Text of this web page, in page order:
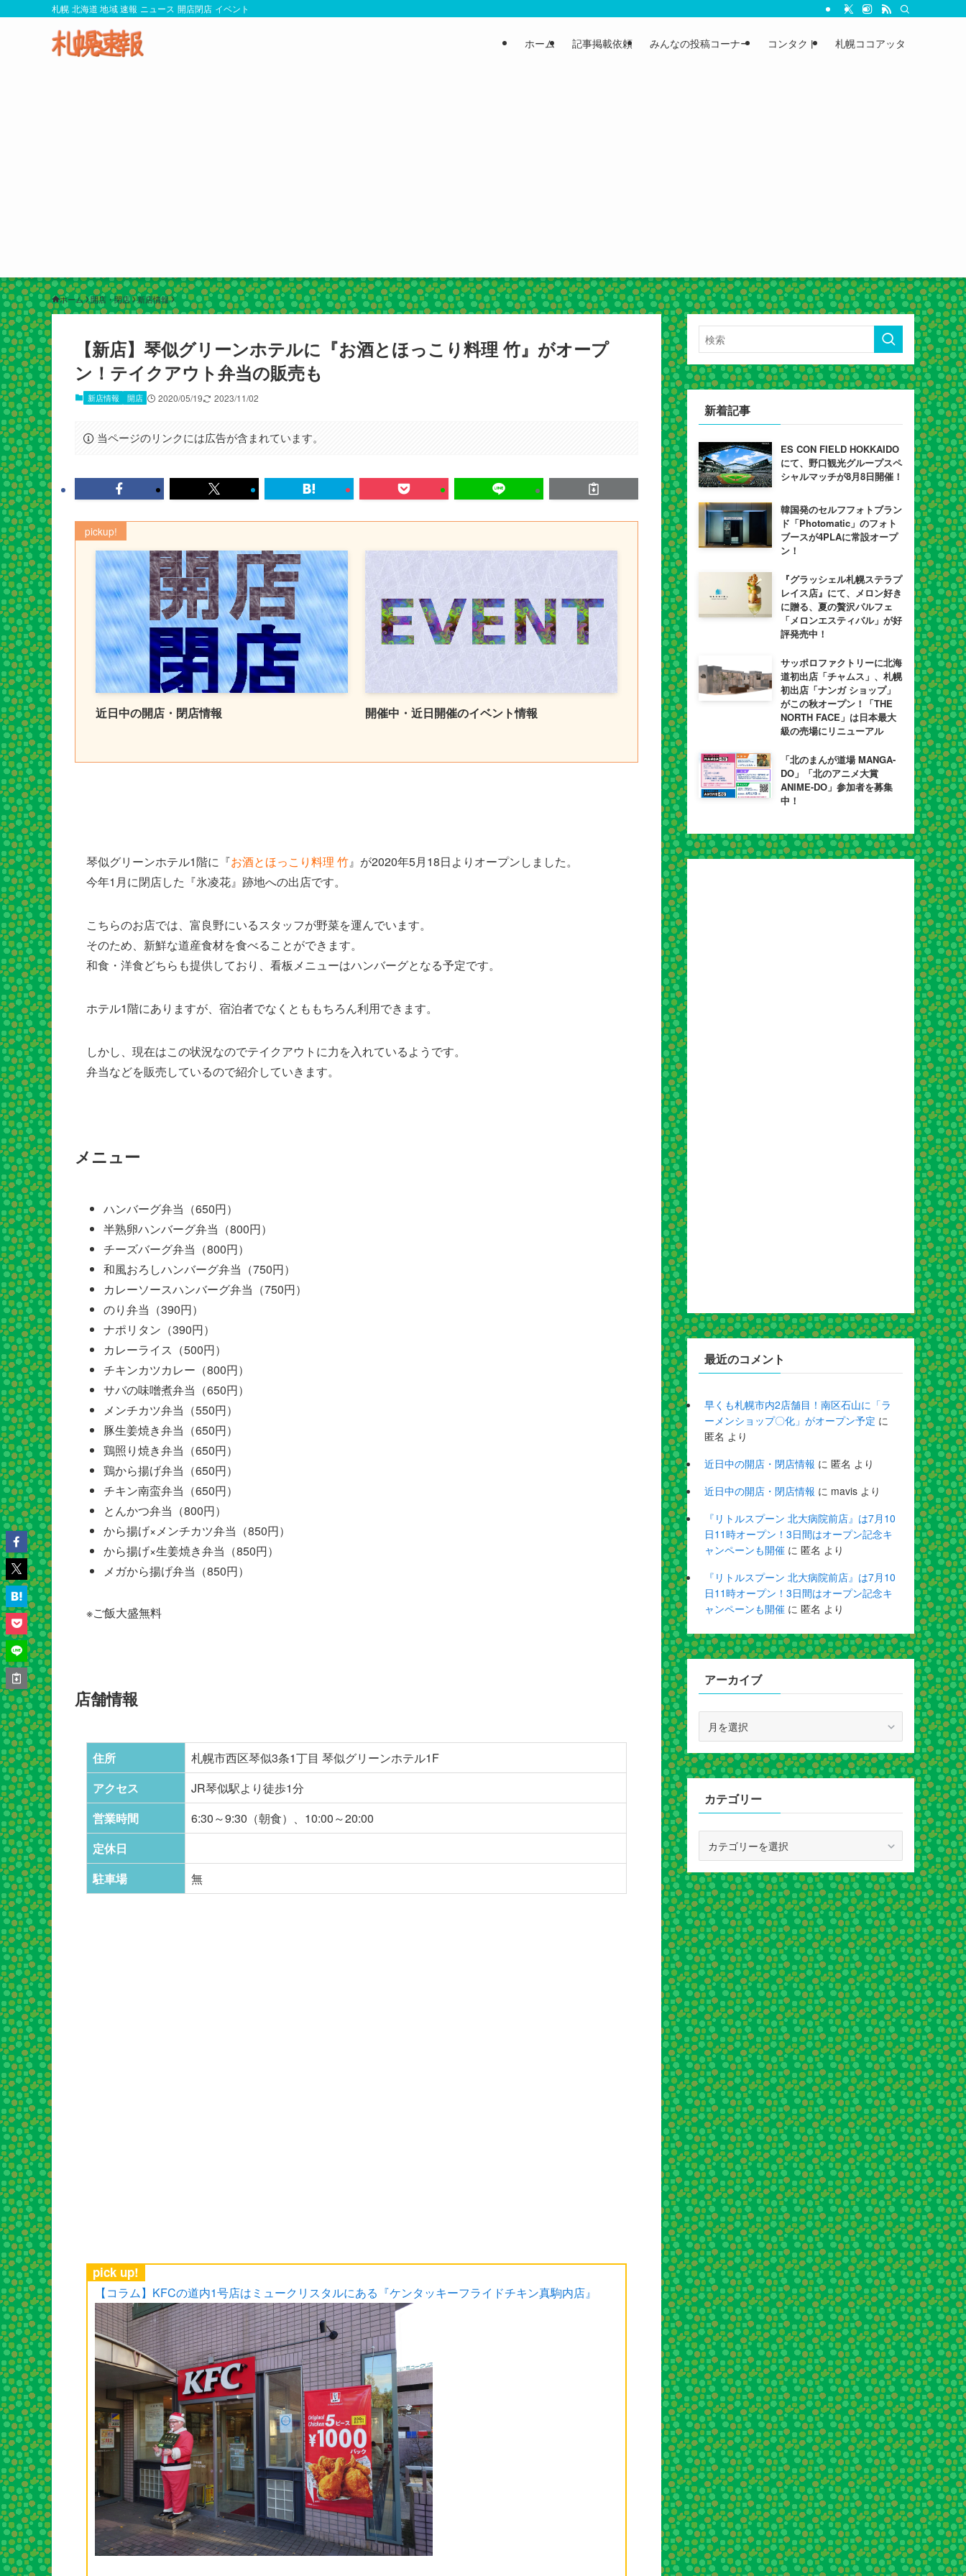
札幌 北海道 地域 速報 ニュース 開店閉店 イベント
ホーム 記事掲載依頼 みんなの投稿コーナー コンタクト 札幌ココアッタ
ホーム 開店・閉店 新店情報
【新店】琴似グリーンホテルに『お酒とほっこり料理 竹』がオープ
ン！テイクアウト弁当の販売も
新店情報 開店 2020/05/19 2023/11/02
当ページのリンクには広告が含まれています。
pickup!
近日中の開店・閉店情報 開催中・近日開催のイベント情報
琴似グリーンホテル1階に『お酒とほっこり料理 竹』が2020年5月18日よりオープンしました。
今年1月に閉店した『氷凌花』跡地への出店です。
こちらのお店では、富良野にいるスタッフが野菜を運んでいます。
そのため、新鮮な道産食材を食べることができます。
和食・洋食どちらも提供しており、看板メニューはハンバーグとなる予定です。
ホテル1階にありますが、宿泊者でなくとももちろん利用できます。
しかし、現在はこの状況なのでテイクアウトに力を入れているようです。
弁当などを販売しているので紹介していきます。
メニュー
ハンバーグ弁当（650円）
半熟卵ハンバーグ弁当（800円）
チーズバーグ弁当（800円）
和風おろしハンバーグ弁当（750円）
カレーソースハンバーグ弁当（750円）
のり弁当（390円）
ナポリタン（390円）
カレーライス（500円）
チキンカツカレー（800円）
サバの味噌煮弁当（650円）
メンチカツ弁当（550円）
豚生姜焼き弁当（650円）
鶏照り焼き弁当（650円）
鶏から揚げ弁当（650円）
チキン南蛮弁当（650円）
とんかつ弁当（800円）
から揚げ×メンチカツ弁当（850円）
から揚げ×生姜焼き弁当（850円）
メガから揚げ弁当（850円）
※ご飯大盛無料
店舗情報
住所
札幌市西区琴似3条1丁目 琴似グリーンホテル1F
アクセス
JR琴似駅より徒歩1分
営業時間
6:30～9:30（朝食）、10:00～20:00
定休日
駐車場
無
pick up!
【コラム】KFCの道内1号店はミュークリスタルにある『ケンタッキーフライドチキン真駒内店』
新着記事
ES CON FIELD HOKKAIDO
にて、野口観光グループスペ
シャルマッチが8月8日開催！
韓国発のセルフフォトブラン
ド「Photomatic」のフォト
ブースが4PLAに常設オープ
ン！
『グラッシェル札幌ステラプ
レイス店』にて、メロン好き
に贈る、夏の贅沢パルフェ
「メロンエスティバル」が好
評発売中！
サッポロファクトリーに北海
道初出店「チャムス」、札幌
初出店「ナンガ ショップ」
がこの秋オープン！「THE
NORTH FACE」は日本最大
級の売場にリニューアル
「北のまんが道場 MANGA-
DO」「北のアニメ大賞
ANIME-DO」参加者を募集
中！
最近のコメント
早くも札幌市内2店舗目！南区石山に「ラ
ーメンショップ〇化」がオープン予定 に
匿名 より
近日中の開店・閉店情報 に 匿名 より
近日中の開店・閉店情報 に mavis より
『リトルスプーン 北大病院前店』は7月10
日11時オープン！3日間はオープン記念キ
ャンペーンも開催 に 匿名 より
『リトルスプーン 北大病院前店』は7月10
日11時オープン！3日間はオープン記念キ
ャンペーンも開催 に 匿名 より
アーカイブ
カ
イ
ブ
カテゴリー
ゴ
リ
ー